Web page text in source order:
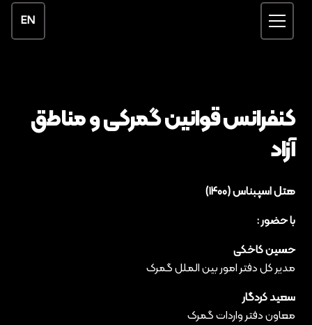
EN
کنفرانس قوانین گمرکی و مناطق
آزاد
هتل اسپبناس (۱۴۰۰)
با حضور :
حسین کاخکی
مدیر کل دفتر امور بین الملل گمرک
سعید کردگار
معاون دفتر واردات گمرک